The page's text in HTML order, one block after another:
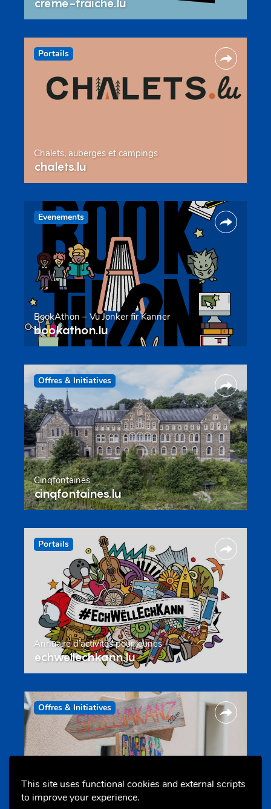
This site uses functional cookies and external scripts
to improve your experience.
creme-fraiche.lu
Portails
Chalets, auberges et campings
chalets.lu
Evenements
BookAthon – Vu Jonker fir Kanner
bookathon.lu
Offres & Initiatives
Cinqfontaines
cinqfontaines.lu
Portails
Annuaire d’activités pour jeunes
echwellechkann.lu
Offres & Initiatives